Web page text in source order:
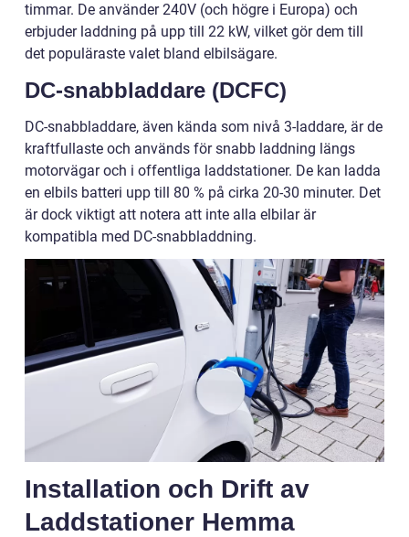
timmar. De använder 240V (och högre i Europa) och
erbjuder laddning på upp till 22 kW, vilket gör dem till
det populäraste valet bland elbilsägare.
DC-snabbladdare (DCFC)
DC-snabbladdare, även kända som nivå 3-laddare, är de
kraftfullaste och används för snabb laddning längs
motorvägar och i offentliga laddstationer. De kan ladda
en elbils batteri upp till 80 % på cirka 20-30 minuter. Det
är dock viktigt att notera att inte alla elbilar är
kompatibla med DC-snabbladdning.
Installation och Drift av
Laddstationer Hemma